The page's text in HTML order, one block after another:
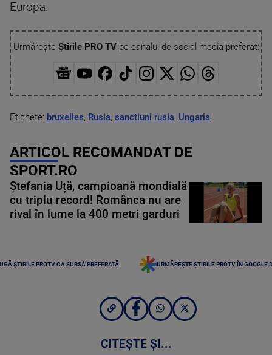
Europa.
Urmărește Știrile PRO TVpe canalul de social media preferat:
Etichete: bruxelles, Rusia, sanctiuni rusia, Ungaria,
ARTICOL RECOMANDAT DE
SPORT.RO
Ștefania Uță, campioană mondială
cu triplu record! Românca nu are
rival în lume la 400 metri garduri
ȘTIRILE PROTV CA SURSĂ PREFERATĂ URMĂREȘTE ȘTIRILE PROTV ÎN GOOGLE
CITEȘTE ȘI...